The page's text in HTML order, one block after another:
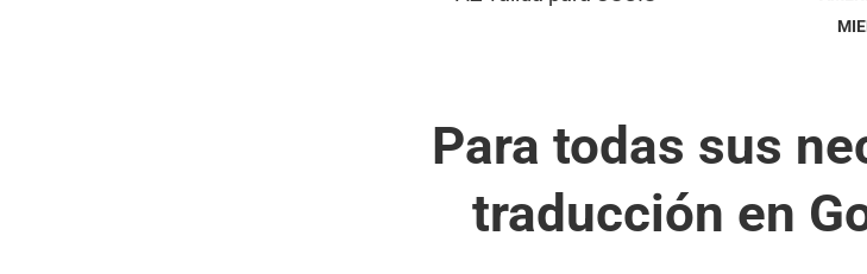
Para todas sus
traducción en